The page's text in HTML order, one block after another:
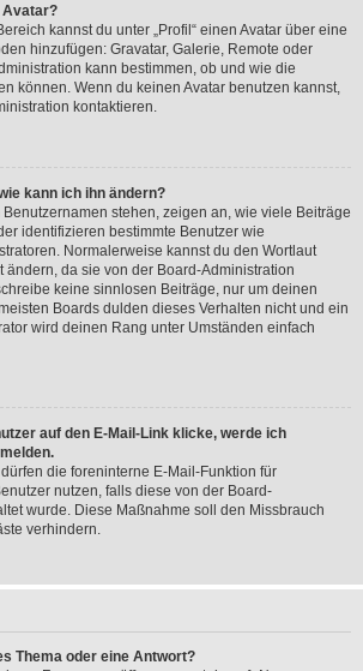
Avatar?
kannst du unter „Profil“ einen Avatar über eine
hinzufügen: Gravatar, Galerie, Remote oder
kann bestimmen, ob und wie die
können. Wenn du keinen Avatar benutzen kannst,
kontaktieren.
kann ich ihn ändern?
stehen, zeigen an, wie viele Beiträge
identifizieren bestimmte Benutzer wie
Normalerweise kannst du den Wortlaut
ändern, da sie von der Board-Administration
keine sinnlosen Beiträge, nur um deinen
Boards dulden dieses Verhalten nicht und ein
wird deinen Rang unter Umständen einfach
auf den E-Mail-Link klicke, werde ich
die foreninterne E-Mail-Funktion für
nutzen, falls diese von der Board-
wurde. Diese Maßnahme soll den Missbrauch
verhindern.
Thema oder eine Antwort?